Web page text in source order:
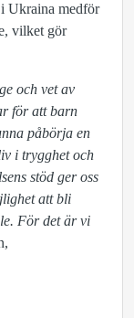
Ukraina medför
vilket gör
och vet av
för att barn
påbörja en
i trygghet och
stöd ger oss
att bli
För det är vi